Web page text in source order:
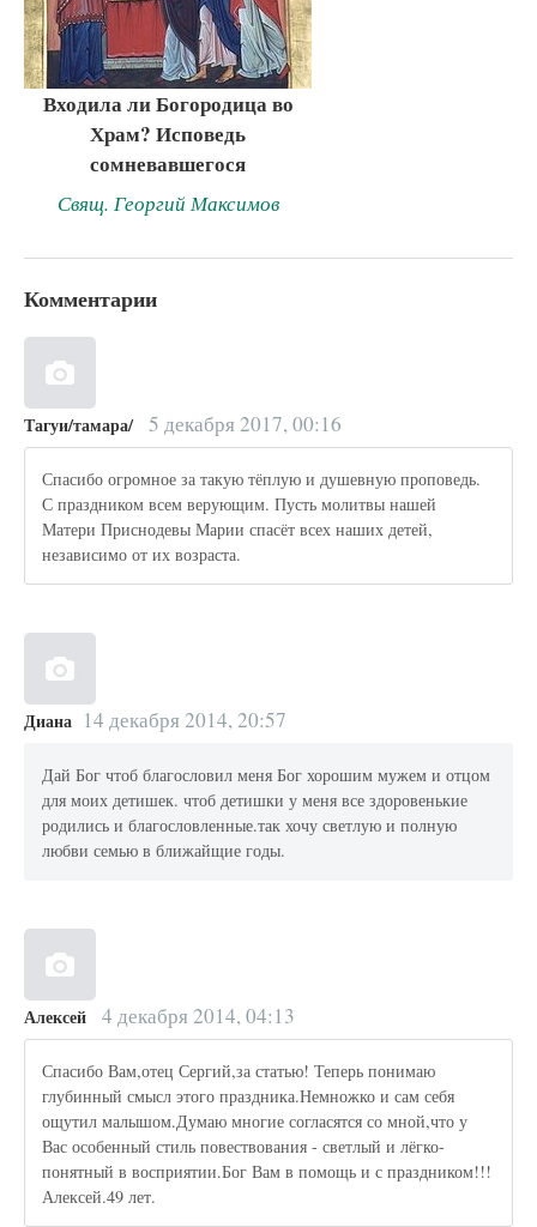
Входила ли Богородица во
Храм? Исповедь
сомневавшегося
Свящ. Георгий Максимов
Комментарии
Тагуи/тамара/ 5 декабря 2017, 00:16
Спасибо огромное за такую тёплую и душевную проповедь.
С праздником всем верующим. Пусть молитвы нашей
Матери Приснодевы Марии спасёт всех наших детей,
независимо от их возраста.
Диана 14 декабря 2014, 20:57
Дай Бог чтоб благословил меня Бог хорошим мужем и отцом
для моих детишек. чтоб детишки у меня все здоровенькие
родились и благословленные.так хочу светлую и полную
любви семью в ближайщие годы.
Алексей 4 декабря 2014, 04:13
Спасибо Вам,отец Сергий,за статью! Теперь понимаю
глубинный смысл этого праздника.Немножко и сам себя
ощутил малышом.Думаю многие согласятся со мной,что у
Вас особенный стиль повествования - светлый и лёгко-
понятный в восприятии.Бог Вам в помощь и с праздником!!!
Алексей.49 лет.